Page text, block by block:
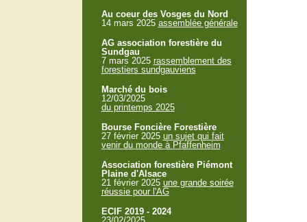
Au coeur des Vosges du Nord
14 mars 2025 assemblée générale
AG association forestière du
Sundgau
7 mars 2025 rassemblement des
forestiers sundgauviens
Marché du bois
12/03/2025
du printemps 2025
Bourse Foncière Forestière
27 février 2025 un sujet qui fait
venir du monde à Pfaffenheim
Association forestière Piémont
Plaine d'Alsace
21 février 2025 une grande soirée
réussie pour l'AG
ECIF 2019 - 2024